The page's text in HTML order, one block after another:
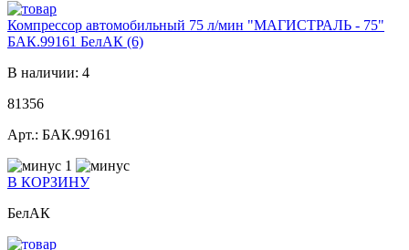
Компрессор автомобильный 75 л/мин "МАГИСТРАЛЬ - 75"
БАК.99161 БелАК (6)
В наличии: 4
81356
Арт.: БАК.99161
1
В КОРЗИНУ
БелАК